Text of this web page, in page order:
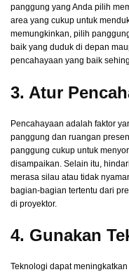
panggung yang Anda pilih
area yang cukup untuk
memungkinkan, pilih
baik yang duduk di depan
pencahayaan yang baik
3. Atur
Pencahayaan adalah faktor
panggung dan ruangan
panggung cukup untuk
disampaikan. Selain itu,
merasa silau atau tidak
bagian-bagian tertentu dari
di proyektor.
4. Gunakan
Teknologi dapat